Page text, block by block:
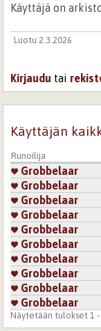
Käyttäjä on
Luotu 2.3.2026
Kirjaudu tai
Käyttäjän
Runoilija
Grobbelaar
Grobbelaar
Grobbelaar
Grobbelaar
Grobbelaar
Grobbelaar
Grobbelaar
Grobbelaar
Grobbelaar
Grobbelaar
Näytetään tulokset 1 -